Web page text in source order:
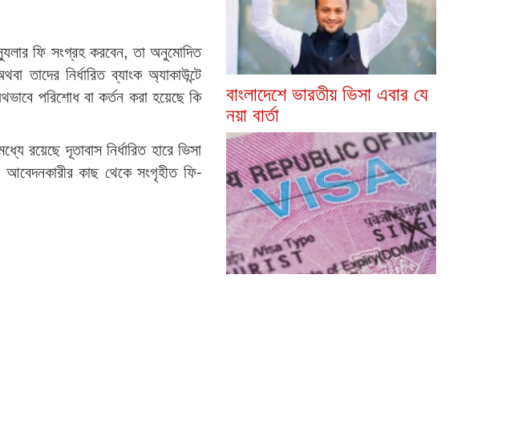
ফি সংগ্রহ করবেন, তা অনুমোদিত
তাদের নির্ধারিত ব্যাংক অ্যাকাউন্টে
পরিশোধ বা কর্তন করা হয়েছে কি
রয়েছে দূতাবাস নির্ধারিত হারে ভিসা
কাছ থেকে সংগৃহীত ফি-
বাংলাদেশে ভারতীয় ভিসা এবার যে
নয়া বার্তা